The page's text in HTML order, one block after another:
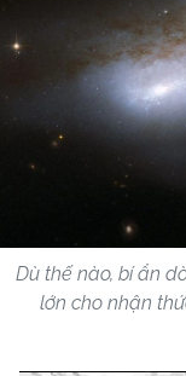
Dù thế nào, bí ẩn
lớn cho nhận